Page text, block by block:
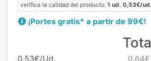
verifica la calidad del producto. 1 ud. 0,53€/
¡Portes gratis* a partir de 99€!
0,53€/Ud. 0,64€